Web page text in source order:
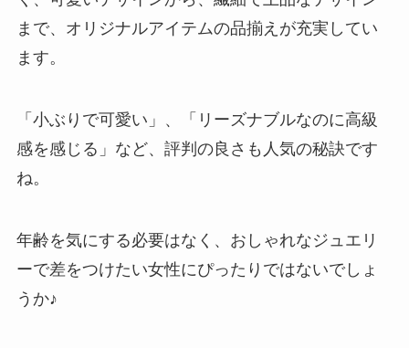
まで、オリジナルアイテムの品揃えが充実してい
ます。
「小ぶりで可愛い」、「リーズナブルなのに高級
感を感じる」など、評判の良さも人気の秘訣です
ね。
年齢を気にする必要はなく、おしゃれなジュエリ
ーで差をつけたい女性にぴったりではないでしょ
うか♪